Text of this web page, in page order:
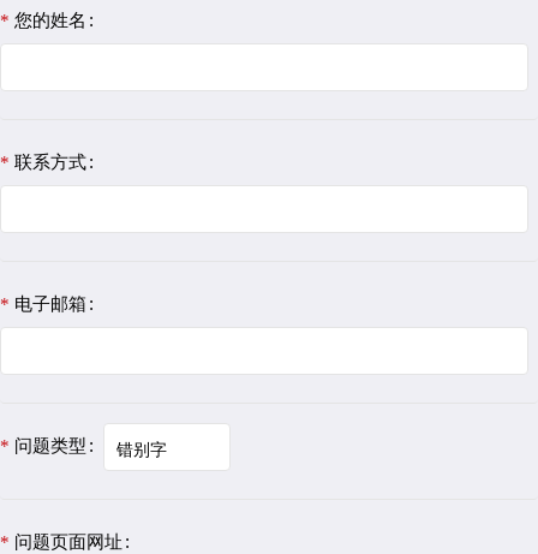
您的姓名
联系方式
电子邮箱
问题类型
问题页面网址